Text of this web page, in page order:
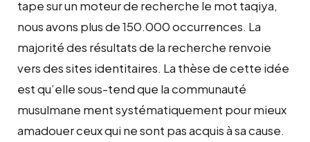
tape sur un moteur de recherche le mot taqiya,
nous avons plus de 150.000 occurrences. La
majorité des résultats de la recherche renvoie
vers des sites identitaires. La thèse de cette idée
est qu’elle sous-tend que la communauté
musulmane ment systématiquement pour mieux
amadouer ceux qui ne sont pas acquis à sa cause.